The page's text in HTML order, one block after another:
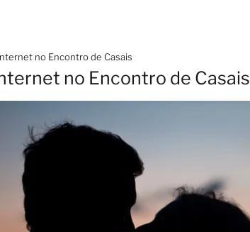
no Encontro de Casais
no Encontro de Casais